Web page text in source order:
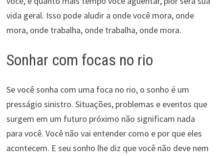
vida geral. Isso pode aludir a onde você mora, onde
mora, onde trabalha, onde trabalha, onde mora.
Sonhar com focas no rio
Se você sonha com uma foca no rio, o sonho é um
presságio sinistro. Situações, problemas e eventos que
surgem em um futuro próximo não significam nada
para você. Você não vai entender como e por que eles
acontecem. E seu sonho lhe diz que você não deve nem